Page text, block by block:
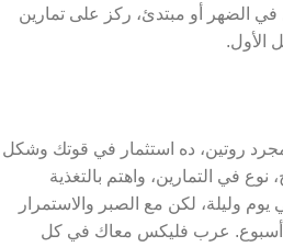
الضهر أو مبتدئ، ركز على تمارين
الأول.
روتين، ده استثمار في قوتك وشكل
في التمارين، واهتم بالتغذية
وليلة، لكن مع الصبر والاستمرار
هتشوف فرق واضح في 8-12 أسبوع. عرب فليكس معاك في كل